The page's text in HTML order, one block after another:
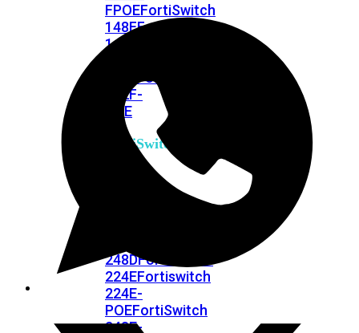
FPOEFortiSwitch
148FFortiSwitch
148F-
FortiSwitchRugged
112F-
POE
FortiSwitch
248DFortiSwitch
224EFortiswitch
224E-
POEFortiSwitch
248E-